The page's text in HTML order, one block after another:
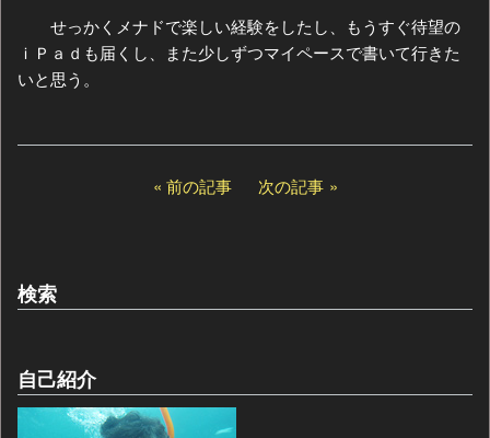
せっかくメナドで楽しい経験をしたし、もうすぐ待望の
ｉＰａｄも届くし、また少しずつマイペースで書いて行きた
いと思う。
前の記事 次の記事
検索
自己紹介